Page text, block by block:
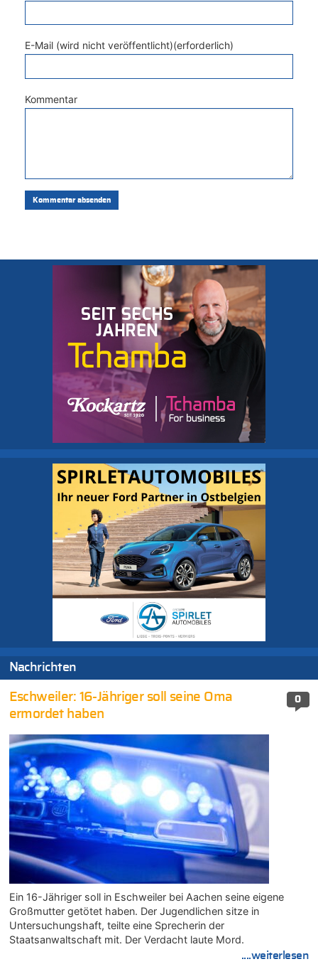
E-Mail (wird nicht veröffentlicht)(erforderlich)
Kommentar
Nachrichten
0
Eschweiler: 16-Jähriger soll seine Oma
ermordet haben
Ein 16-Jähriger soll in Eschweiler bei Aachen seine eigene
Großmutter getötet haben. Der Jugendlichen sitze in
Untersuchungshaft, teilte eine Sprecherin der
Staatsanwaltschaft mit. Der Verdacht laute Mord.
....weiterlesen